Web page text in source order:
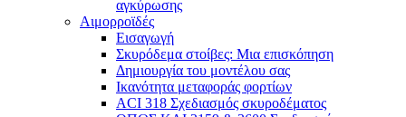
αγκύρωσης
Αιμορροϊδές
Εισαγωγή
Σκυρόδεμα στοίβες: Μια επισκόπηση
Δημιουργία του μοντέλου σας
Ικανότητα μεταφοράς φορτίων
ACI 318 Σχεδιασμός σκυροδέματος